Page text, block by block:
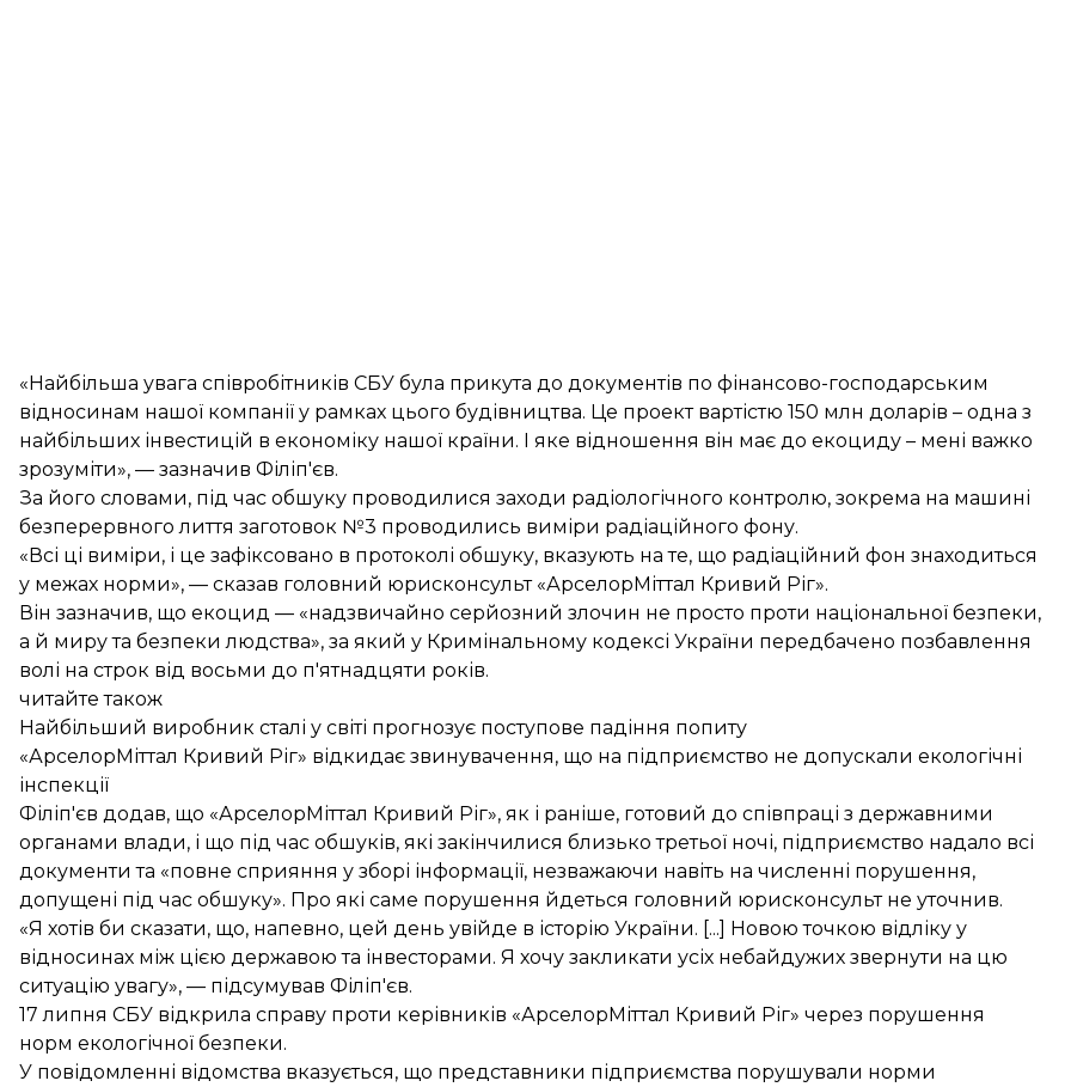
«Найбільша увага співробітників СБУ була прикута до документів по фінансово-господарським
відносинам нашої компанії у рамках цього будівництва. Це проект вартістю 150 млн доларів – одна з
найбільших інвестицій в економіку нашої країни. І яке відношення він має до екоциду – мені важко
зрозуміти», — зазначив Філіп'єв.
За його словами, під час обшуку проводилися заходи радіологічного контролю, зокрема на машині
безперервного лиття заготовок №3 проводились виміри радіаційного фону.
«Всі ці виміри, і це зафіксовано в протоколі обшуку, вказують на те, що радіаційний фон знаходиться
у межах норми», — сказав головний юрисконсульт «АрселорМіттал Кривий Ріг».
Він зазначив, що екоцид — «надзвичайно серйозний злочин не просто проти національної безпеки,
а й миру та безпеки людства», за який у Кримінальному кодексі України передбачено позбавлення
волі на строк від восьми до п'ятнадцяти років.
читайте також
Найбільший виробник сталі у світі прогнозує поступове падіння попиту
«АрселорМіттал Кривий Ріг» відкидає звинувачення, що на підприємство не допускали екологічні
інспекції
Філіп'єв додав, що «АрселорМіттал Кривий Ріг», як і раніше, готовий до співпраці з державними
органами влади, і що під час обшуків, які закінчилися близько третьої ночі, підприємство надало всі
документи та «повне сприяння у зборі інформації, незважаючи навіть на численні порушення,
допущені під час обшуку». Про які саме порушення йдеться головний юрисконсульт не уточнив.
«Я хотів би сказати, що, напевно, цей день увійде в історію України. [...] Новою точкою відліку у
відносинах між цією державою та інвесторами. Я хочу закликати усіх небайдужих звернути на цю
ситуацію увагу», — підсумував Філіп'єв.
17 липня СБУ відкрила справу проти керівників «АрселорМіттал Кривий Ріг» через порушення
норм екологічної безпеки.
У повідомленні відомства вказується, що представники підприємства порушували норми